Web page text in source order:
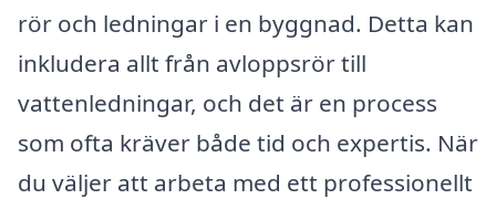
rör och ledningar i en byggnad. Detta kan
inkludera allt från avloppsrör till
vattenledningar, och det är en process
som ofta kräver både tid och expertis. När
du väljer att arbeta med ett professionellt